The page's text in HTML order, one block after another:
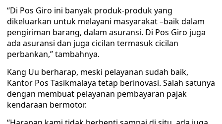
“Di Pos Giro ini banyak produk-produk yang
dikeluarkan untuk melayani masyarakat –baik dalam
pengiriman barang, dalam asuransi. Di Pos Giro juga
ada asuransi dan juga cicilan termasuk cicilan
perbankan,” tambahnya.
Kang Uu berharap, meski pelayanan sudah baik,
Kantor Pos Tasikmalaya tetap berinovasi. Salah satunya
dengan membuat pelayanan pembayaran pajak
kendaraan bermotor.